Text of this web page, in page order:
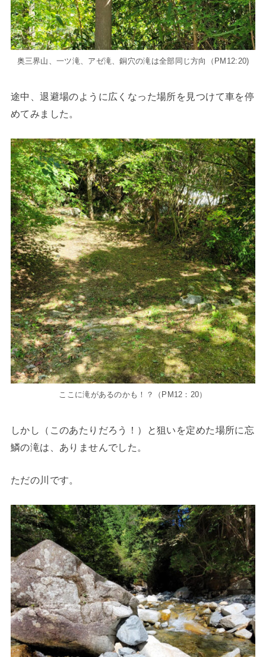
奥三界山、一ツ滝、アゼ滝、銅穴の滝は全部同じ方向（PM12:20)
途中、退避場のように広くなった場所を見つけて車を停
めてみました。
ここに滝があるのかも！？（PM12：20）
しかし（このあたりだろう！）と狙いを定めた場所に忘
鱗の滝は、ありませんでした。
ただの川です。